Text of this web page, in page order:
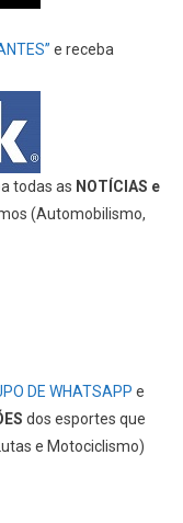
e receba
todas as NOTÍCIAS e
(Automobilismo,
DE WHATSAPP e
dos esportes que
e Motociclismo)